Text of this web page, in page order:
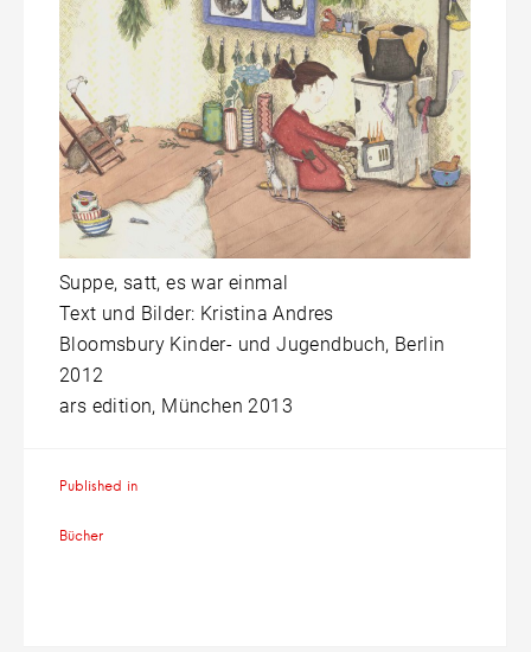
Suppe, satt, es war einmal
Text und Bilder: Kristina Andres
Bloomsbury Kinder- und Jugendbuch, Berlin
2012
ars edition, München 2013
Published in
Bücher